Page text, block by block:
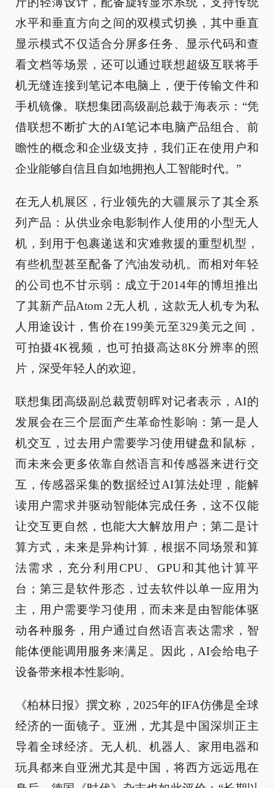
水平和垂直方向之间的双模式切换，其中垂直
显示模式不仅适合分屏多任务、显示代码和查
看文档等场景，还可以通过联想超级互联将手
机无缝连接到笔记本电脑上，便于传输文件和
手机镜像。联想集团高级副总裁于海表示：“凭
借联想不断扩大的AI笔记本电脑产品组合、前
瞻性的概念和企业级支持，我们正在使用户和
企业能够自信且自如地拥抱人工智能时代。”
在无人机展区，行业领先的大疆展示了其全系
列产品：从供业余电影制作人使用的小型无人
机，到用于包裹递送和灾难救援的重型机型，
有些机型甚至配备了汽油发动机。而相对年轻
的公司也不甘示弱：成立于2014年的博坦推出
了其新产品Atom 2无人机，这款无人机专为私
人用途设计，售价在199美元至329美元之间，
可拍摄4K视频，也可拍摄高达8K分辨率的照
片，深受年轻人的欢迎。
联想集团高级副总裁贾朝晖对记者表示，AI的
发展会在三个层面产生革命性影响：第一是人
机交互，过去用户需要学习使用键盘和鼠标，
而未来会更多依靠自然语言和传感器来进行交
互，传感器采集的数据经过AI算法处理，能解
读用户需求并驱动智能体完成任务，这不仅能
让交互更自然，也能大大解放用户；第二是计
算方式，未来是异构计算，根据不同场景和算
法需求，充分利用CPU、GPU和其他计算平
台；第三是软件形态，过去软件以单一应用为
主，用户需要学习使用，而未来是由智能体驱
动各种服务，用户通过自然语言表达需求，智
能体便能调用服务来满足。因此，AI会给电子
设备带来根本性影响。
《柏林日报》撰文称，2025年的IFA仿佛是全球
经济的一面镜子。亚洲，尤其是中国深圳正主
导着全球经济。无人机、机器人、家用电器和
玩具都来自亚洲尤其是中国，将西方远远甩在